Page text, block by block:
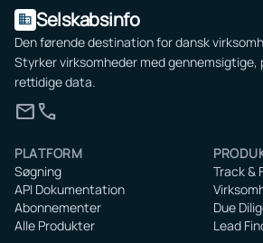
domain Selskabsinfo
Den førende destination for dansk
Styrker virksomheder med
rettidige data.
mailcall
PLATFORM
Søgning
API Dokumentation
Abonnementer
Alle Produkter
Track &
Due
Lead